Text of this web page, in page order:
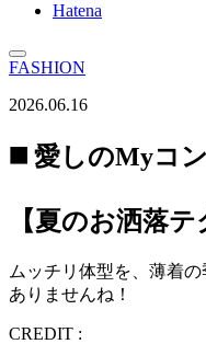
Hatena
FASHION
2026.06.16
◼️ 愛しのMyコ
【夏のお洒落
ムッチリ体型を、薄着
ありませんね！
CREDIT :